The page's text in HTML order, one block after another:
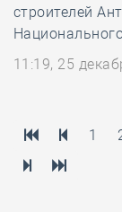
строителей
11:19, 25
1